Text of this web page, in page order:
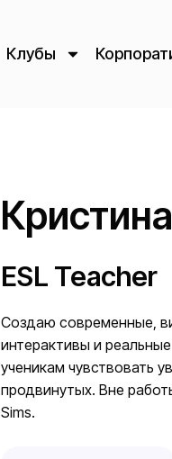
Клубы
ESL Teacher
Создаю современные,
интерактивы и
ученикам чувствовать
продвинутых. Вне
Sims.